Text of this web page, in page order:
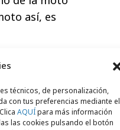
técnicos, de personalización,
con tus preferencias mediante el
AQUÍpara más información
las cookies pulsando el botón
así, es